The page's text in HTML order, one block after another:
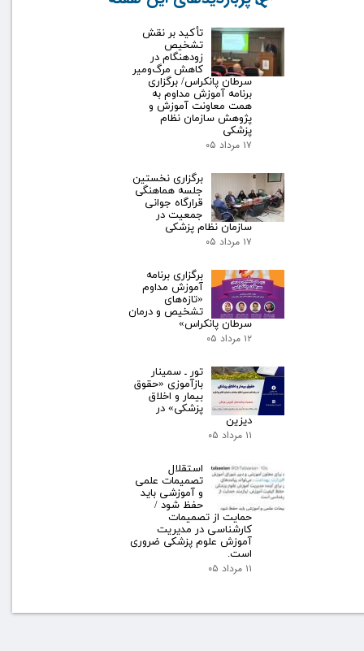
تأکید بر نقش
تشخیص
زودهنگام در
کاهش مرگ‌ومیر
سرطان پانکراس/ برگزاری
برنامه آموزش مداوم به
همت معاونت آموزش و
پژوهش سازمان نظام
پزشکی
۱۷ مرداد ۰۵
برگزاری نخستین
جلسه هماهنگی
قرارگاه جوانی
جمعیت در
سازمان نظام پزشکی
۱۷ مرداد ۰۵
برگزاری برنامه
آموزش مداوم
«تازه‌های
تشخیص و درمان
سرطان پانکراس»
۱۲ مرداد ۰۵
تور ـ سمینار
بازآموزی «حقوق
بیمار و اخلاق
پزشکی» در
دیزین
۱۱ مرداد ۰۵
استقلال
تصمیمات علمی
و آموزشی باید
حفظ شود /
حمایت از تصمیمات
کارشناسی در مدیریت
آموزش علوم پزشکی ضروری
است.
۱۱ مرداد ۰۵